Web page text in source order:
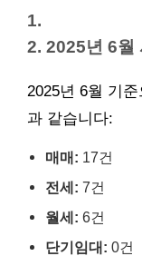
1.
2. 2025년 6월
2025년 6월 기
과 같습니다:
매매: 17건
전세: 7건
월세: 6건
단기임대: 0건